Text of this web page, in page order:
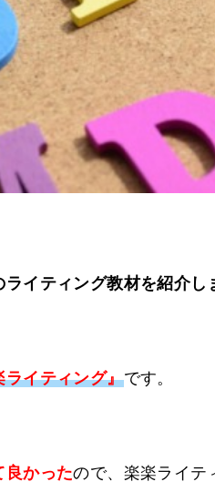
イティング教材を紹介し
ライティング』です。
良かったので、楽楽ライテ